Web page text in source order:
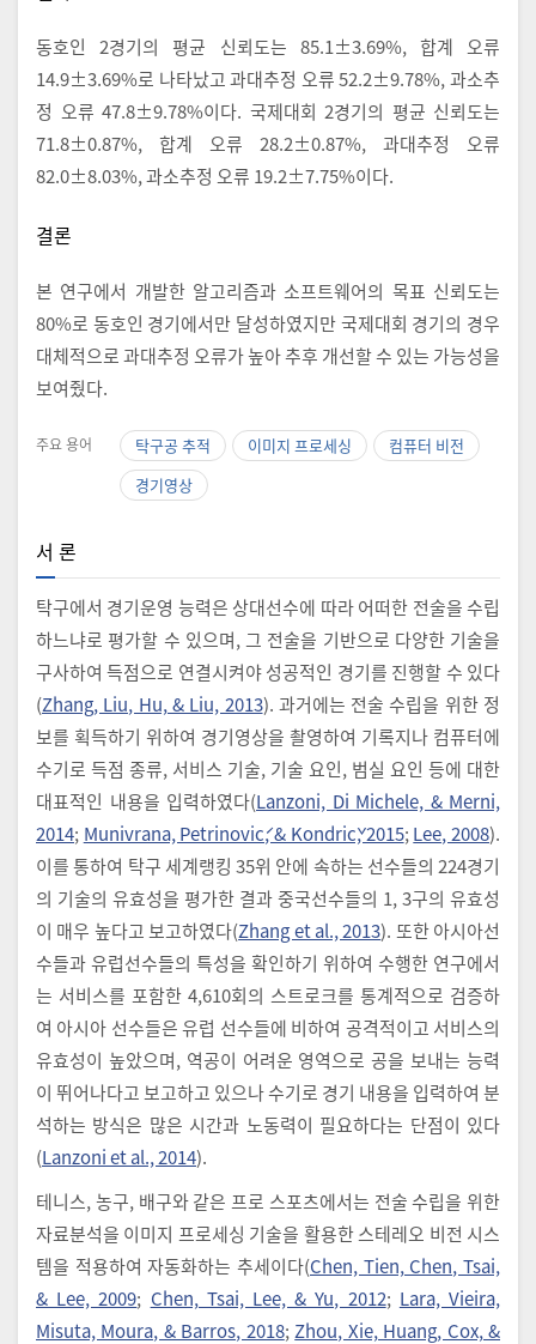
동호인 2경기의 평균 신뢰도는 85.1±3.69%, 합계 오류
14.9±3.69%로 나타났고 과대추정 오류 52.2±9.78%, 과소추
정 오류 47.8±9.78%이다. 국제대회 2경기의 평균 신뢰도는
71.8±0.87%, 합계 오류 28.2±0.87%, 과대추정 오류
82.0±8.03%, 과소추정 오류 19.2±7.75%이다.
결론
본 연구에서 개발한 알고리즘과 소프트웨어의 목표 신뢰도는
80%로 동호인 경기에서만 달성하였지만 국제대회 경기의 경우
대체적으로 과대추정 오류가 높아 추후 개선할 수 있는 가능성을
보여줬다.
주요 용어 탁구공 추적 이미지 프로세싱
컴퓨터 비전
경기영상
서 론
탁구에서 경기운영 능력은 상대선수에 따라 어떠한 전술을 수립
하느냐로 평가할 수 있으며, 그 전술을 기반으로 다양한 기술을
구사하여 득점으로 연결시켜야 성공적인 경기를 진행할 수 있다
(Zhang, Liu, Hu, & Liu, 2013). 과거에는 전술 수립을 위한 정
보를 획득하기 위하여 경기영상을 촬영하여 기록지나 컴퓨터에
수기로 득점 종류, 서비스 기술, 기술 요인, 범실 요인 등에 대한
대표적인 내용을 입력하였다(Lanzoni, Di Michele, & Merni,
2014; Munivrana, Petrinović, & Kondrič, 2015; Lee, 2008).
이를 통하여 탁구 세계랭킹 35위 안에 속하는 선수들의 224경기
의 기술의 유효성을 평가한 결과 중국선수들의 1, 3구의 유효성
이 매우 높다고 보고하였다(Zhang et al., 2013). 또한 아시아선
수들과 유럽선수들의 특성을 확인하기 위하여 수행한 연구에서
는 서비스를 포함한 4,610회의 스트로크를 통계적으로 검증하
여 아시아 선수들은 유럽 선수들에 비하여 공격적이고 서비스의
유효성이 높았으며, 역공이 어려운 영역으로 공을 보내는 능력
이 뛰어나다고 보고하고 있으나 수기로 경기 내용을 입력하여 분
석하는 방식은 많은 시간과 노동력이 필요하다는 단점이 있다
(Lanzoni et al., 2014).
테니스, 농구, 배구와 같은 프로 스포츠에서는 전술 수립을 위한
자료분석을 이미지 프로세싱 기술을 활용한 스테레오 비전 시스
템을 적용하여 자동화하는 추세이다(Chen, Tien, Chen, Tsai,
& Lee, 2009; Chen, Tsai, Lee, & Yu, 2012; Lara, Vieira,
Misuta, Moura, & Barros, 2018; Zhou, Xie, Huang, Cox, &